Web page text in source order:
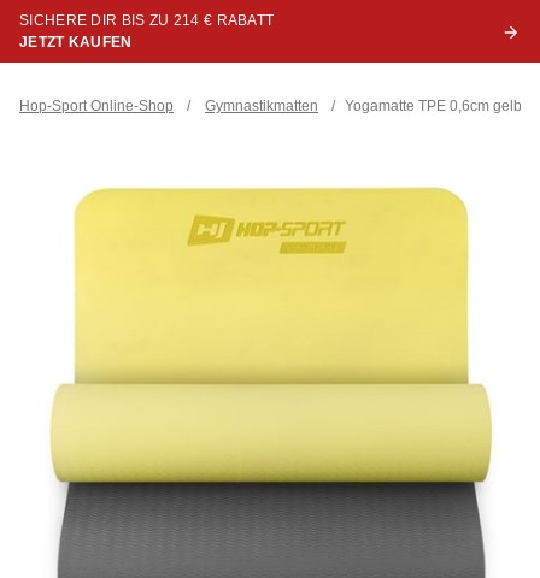
SICHERE DIR BIS ZU 214 € RABATT
JETZT KAUFEN
Hop-Sport Online-Shop / Gymnastikmatten / Yogamatte TPE 0,6cm gelb/